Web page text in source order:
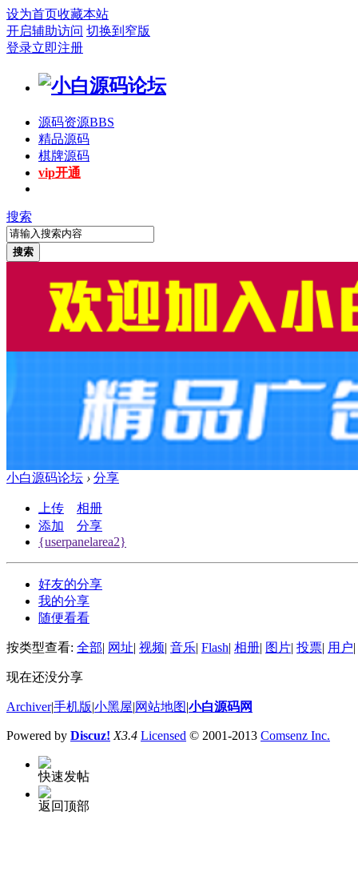
设为首页收藏本站
开启辅助访问 切换到窄版
登录立即注册
源码资源BBS
精品源码
棋牌源码
vip开通
搜索
搜索
小白源码论坛 › 分享
上传
相册
添加
分享
{userpanelarea2}
好友的分享
我的分享
随便看看
按类型查看: 全部 网址 视频 音乐 Flash 相册 图片 投票 用户
现在还没分享
Archiver|手机版 小黑屋 网站地图 小白源码网
Powered by Discuz! X3.4 Licensed © 2001-2013 Comsenz Inc.
快速发帖
返回顶部